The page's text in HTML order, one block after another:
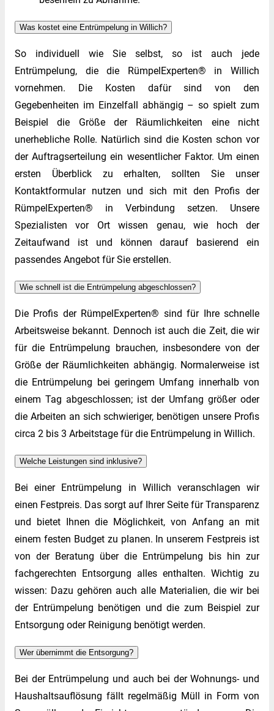
Was kostet eine Entrümpelung in Willich?
So individuell wie Sie selbst, so ist auch jede
Entrümpelung, die die RümpelExperten® in Willich
vornehmen. Die Kosten dafür sind von den
Gegebenheiten im Einzelfall abhängig – so spielt zum
Beispiel die Größe der Räumlichkeiten eine nicht
unerhebliche Rolle. Natürlich sind die Kosten schon vor
der Auftragserteilung ein wesentlicher Faktor. Um einen
ersten Überblick zu erhalten, sollten Sie unser
Kontaktformular nutzen und sich mit den Profis der
RümpelExperten® in Verbindung setzen. Unsere
Spezialisten vor Ort wissen genau, wie hoch der
Zeitaufwand ist und können darauf basierend ein
passendes Angebot für Sie erstellen.
Wie schnell ist die Entrümpelung abgeschlossen?
Die Profis der RümpelExperten® sind für Ihre schnelle
Arbeitsweise bekannt. Dennoch ist auch die Zeit, die wir
für die Entrümpelung brauchen, insbesondere von der
Größe der Räumlichkeiten abhängig. Normalerweise ist
die Entrümpelung bei geringem Umfang innerhalb von
einem Tag abgeschlossen; ist der Umfang größer oder
die Arbeiten an sich schwieriger, benötigen unsere Profis
circa 2 bis 3 Arbeitstage für die Entrümpelung in Willich.
Welche Leistungen sind inklusive?
Bei einer Entrümpelung in Willich veranschlagen wir
einen Festpreis. Das sorgt auf Ihrer Seite für Transparenz
und bietet Ihnen die Möglichkeit, von Anfang an mit
einem festen Budget zu planen. In unserem Festpreis ist
von der Beratung über die Entrümpelung bis hin zur
fachgerechten Entsorgung alles enthalten. Wichtig zu
wissen: Dazu gehören auch alle Materialien, die wir bei
der Entrümpelung benötigen und die zum Beispiel zur
Entsorgung oder Reinigung benötigt werden.
Wer übernimmt die Entsorgung?
Bei der Entrümpelung und auch bei der Wohnungs- und
Haushaltsauflösung fällt regelmäßig Müll in Form von